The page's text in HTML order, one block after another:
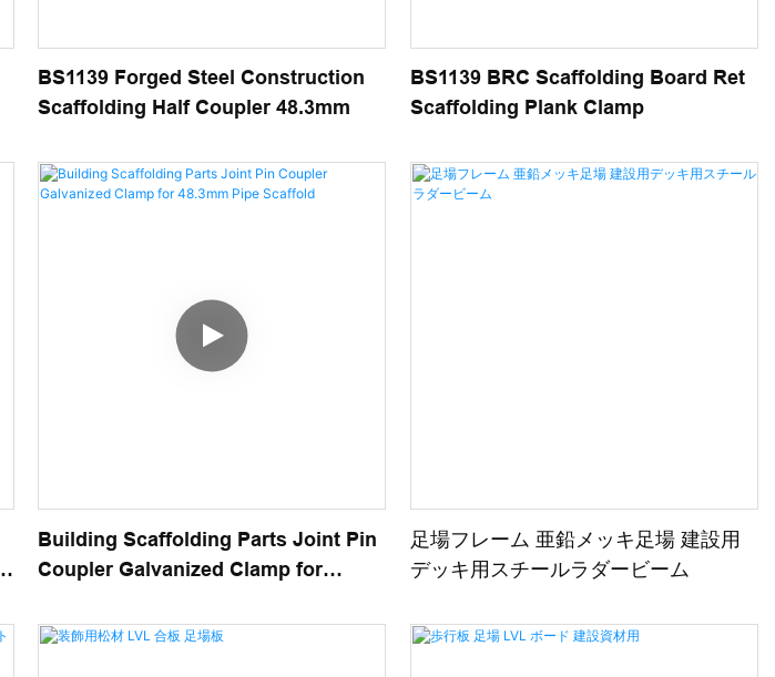
BS1139 Forged Steel Construction
Scaffolding Half Coupler 48.3mm
BS1139 BRC Scaffolding Board Ret
Scaffolding Plank Clamp
Building Scaffolding Parts Joint Pin
Coupler Galvanized Clamp for
足場フレーム 亜鉛メッキ足場 建設用
デッキ用スチールラダービーム